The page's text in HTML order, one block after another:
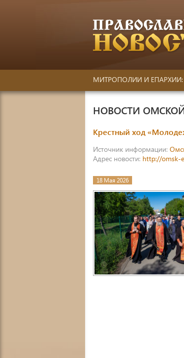
МИТРОПОЛИИ И ЕПАРХИИ:
НОВОСТИ
Крестный ход
Источник информации:
Адрес новости: http://omsk-
18 Мая 2026